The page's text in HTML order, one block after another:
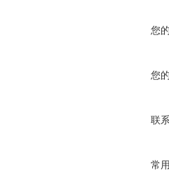
您
您
联
常